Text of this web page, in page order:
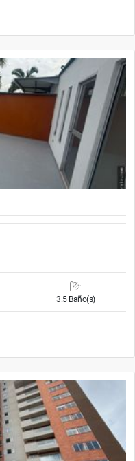
3.5 Baño(s)